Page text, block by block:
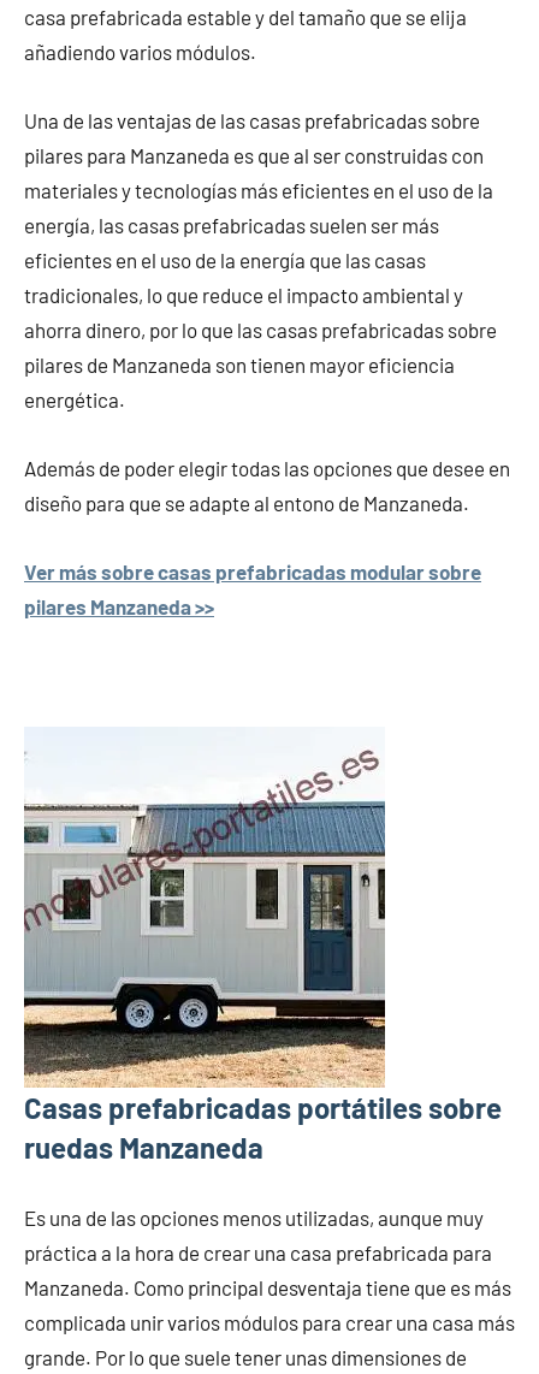
casa prefabricada estable y del tamaño que se elija
añadiendo varios módulos.
Una de las ventajas de las casas prefabricadas sobre
pilares para Manzaneda es que al ser construidas con
materiales y tecnologías más eficientes en el uso de la
energía, las casas prefabricadas suelen ser más
eficientes en el uso de la energía que las casas
tradicionales, lo que reduce el impacto ambiental y
ahorra dinero, por lo que las casas prefabricadas sobre
pilares de Manzaneda son tienen mayor eficiencia
energética.
Además de poder elegir todas las opciones que desee en
diseño para que se adapte al entono de Manzaneda.
Ver más sobre casas prefabricadas modular sobre
pilares Manzaneda >>
Casas prefabricadas portátiles sobre
ruedas Manzaneda
Es una de las opciones menos utilizadas, aunque muy
práctica a la hora de crear una casa prefabricada para
Manzaneda. Como principal desventaja tiene que es más
complicada unir varios módulos para crear una casa más
grande. Por lo que suele tener unas dimensiones de